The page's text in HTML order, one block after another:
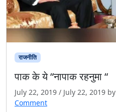
राजनीति
पाक के ये “नापाक रहनुमा “
July 22, 2019 / July 22, 2019 by
Comment